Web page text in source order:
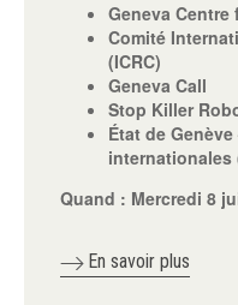
Geneva Centre
Comité
(ICRC)
Geneva Call
Stop Killer
État de
internationales
Quand : Mercredi 8
En savoir plus